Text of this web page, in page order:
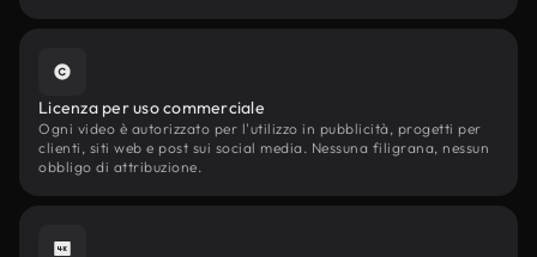
Licenza per uso commerciale
Ogni video è autorizzato per l'utilizzo in pubblicità, progetti per
clienti, siti web e post sui social media. Nessuna filigrana, nessun
obbligo di attribuzione.